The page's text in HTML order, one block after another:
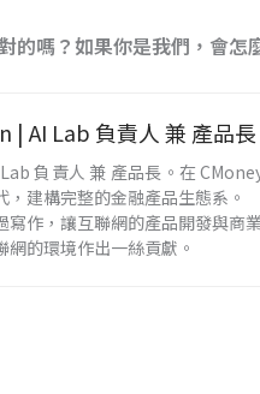
的嗎？如果你是我們，會怎
| AI Lab 負責人 兼 產品長
負責人 兼 產品長。在
，建構完整的金融產品生態系。
寫作，讓互聯網的產品開發與商
網的環境作出一絲貢獻。